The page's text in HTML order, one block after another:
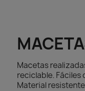
Macetas
reciclable. Fáciles
Material resistente